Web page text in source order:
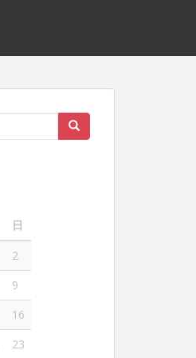
日
2
9
16
23